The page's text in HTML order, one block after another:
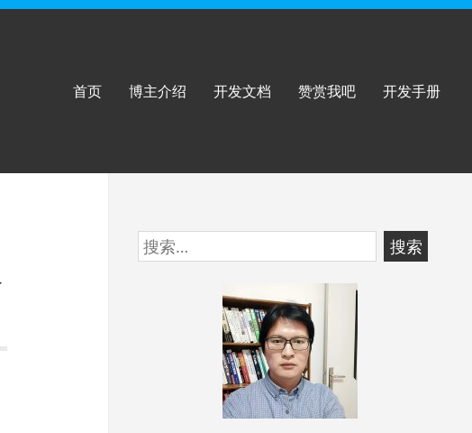
首页 博主介绍 开发文档 赞赏我吧 开发手册
跳
至
搜
索：